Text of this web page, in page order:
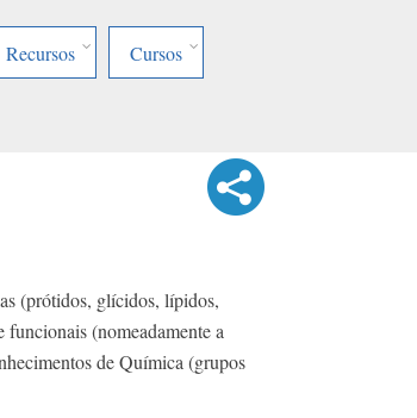
Recursos Cursos
(prótidos, glícidos, lípidos,
funcionais (nomeadamente a
de Química (grupos